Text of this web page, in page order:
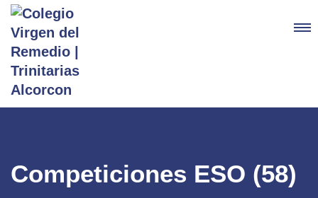
Competiciones ESO (58)